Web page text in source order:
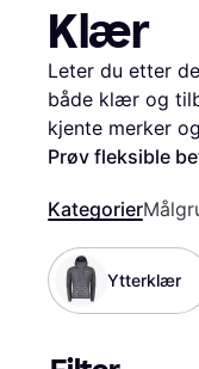
Klær
Leter du etter
både klær og
kjente merker
nyttige
budsjett. Les
beslutning. Vi
Start her for å
Les mer om
Prøv fleksible
Kategorier
Ytterklær